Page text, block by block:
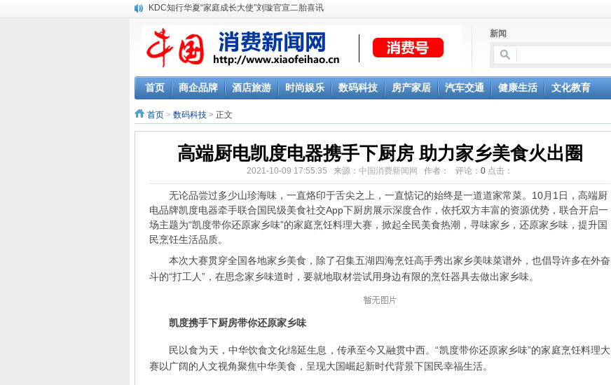
KDC知行华夏“家庭成长大使”刘璇官宣二胎喜讯
新闻
首页 商企品牌 酒店旅游 时尚娱乐 数码科技 房产家居 汽车交通 健康生活 文化教育
首页 > 数码科技 > 正文
高端厨电凯度电器携手下厨房 助力家乡美食火出圈
2021-10-09 17:55:35 来源： 中国消费新闻网 作者： 评论： 0 点击：
无论品尝过多少山珍海味，一直烙印于舌尖之上，一直惦记的始终是一道道家常菜。10月1日，高端厨
电品牌凯度电器牵手联合国民级美食社交App下厨房展示深度合作，依托双方丰富的资源优势，联合开启一
场主题为“凯度带你还原家乡味”的家庭烹饪料理大赛，掀起全民美食热潮，寻味家乡，还原家乡味，提升国
民烹饪生活品质。
本次大赛贯穿全国各地家乡美食，除了召集五湖四海烹饪高手秀出家乡美味菜谱外，也倡导许多在外奋
斗的“打工人”，在思念家乡味道时，要就地取材尝试用身边有限的烹饪器具去做出家乡味。
凯度携手下厨房带你还原家乡味
民以食为天，中华饮食文化绵延生息，传承至今又融贯中西。“凯度带你还原家乡味”的家庭烹饪料理大
赛以广阔的人文视角聚焦中华美食，呈现大国崛起新时代背景下国民幸福生活。